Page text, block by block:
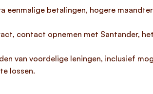
betalingen, hogere
contact opnemen met Santander,
van voordelige leningen, inclusief
lossen.